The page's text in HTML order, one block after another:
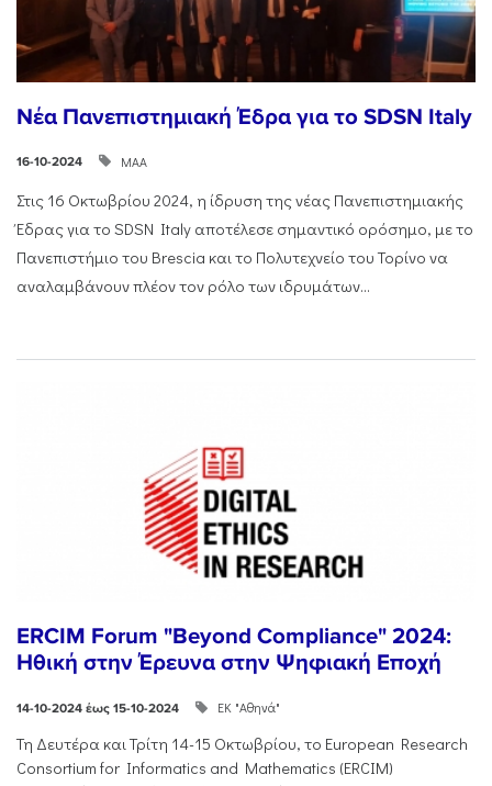
Νέα Πανεπιστημιακή Έδρα για το SDSN Italy
16-10-2024 ΜΑΑ
Στις 16 Οκτωβρίου 2024, η ίδρυση της νέας Πανεπιστημιακής
Έδρας για το SDSN Italy αποτέλεσε σημαντικό ορόσημο, με το
Πανεπιστήμιο του Brescia και το Πολυτεχνείο του Τορίνο να
αναλαμβάνουν πλέον τον ρόλο των ιδρυμάτων...
ERCIM Forum "Beyond Compliance" 2024:
Ηθική στην Έρευνα στην Ψηφιακή Εποχή
14-10-2024 έως 15-10-2024 ΕΚ "Αθηνά"
Τη Δευτέρα και Τρίτη 14-15 Οκτωβρίου, το European Research
Consortium for Informatics and Mathematics (ERCIM)